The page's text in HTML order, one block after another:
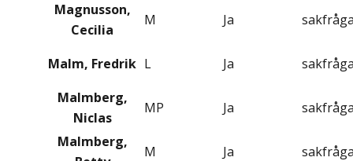
Magnusson,
Cecilia
M Ja
Malm, Fredrik L Ja
Malmberg,
Niclas
MP Ja
Malmberg,
M Ja